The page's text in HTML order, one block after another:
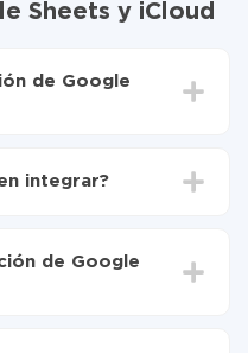
Sheets y iCloud
de Google
Google Sheets a iCloud
integrar?
promedio, la
minutos.
de Google